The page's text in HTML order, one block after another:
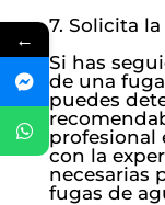
7. Solicita
Si has
de una
puedes
profesional
con la
necesarias
fugas de
←